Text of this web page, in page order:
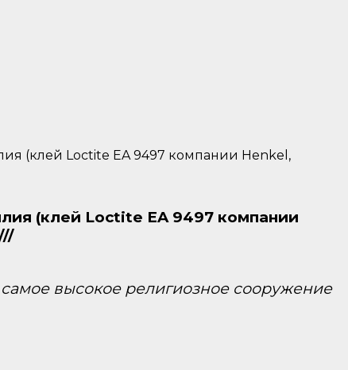
(клей Loctite EA 9497 компании Henkel,
(клей Loctite EA 9497 компании
высокое религиозное сооружение